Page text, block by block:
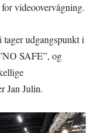
videoovervågning.
udgangspunkt i
SAFE”, og
Jan Julin.